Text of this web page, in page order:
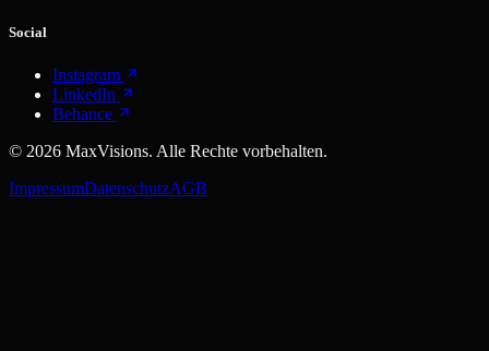
Social
Instagram
LinkedIn
Behance
© 2026 MaxVisions. Alle Rechte vorbehalten.
ImpressumDatenschutzAGB